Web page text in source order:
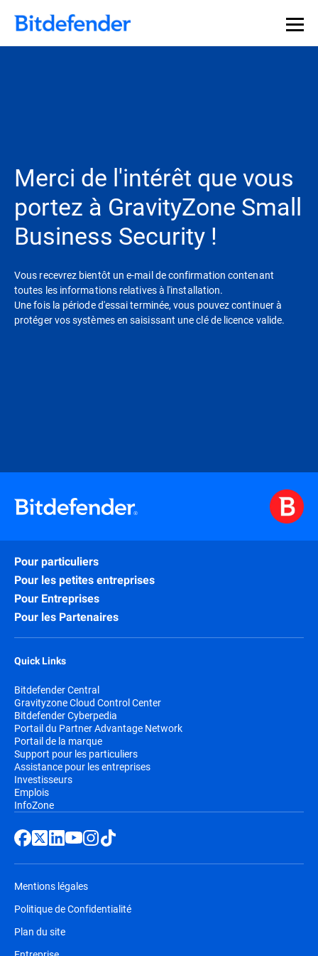
Souveraineté des données en cybersécurité : webinaire
en direct, le 30 juillet .Inscrivez-vous >>
Merci de l'intérêt que vous
portez à GravityZone Small
Business Security !
Vous recevrez bientôt un e-mail de confirmation contenant
toutes les informations relatives à l'installation.
Une fois la période d'essai terminée, vous pouvez continuer à
protéger vos systèmes en saisissant une clé de licence valide.
Pour particuliers
Pour les petites entreprises
Pour Entreprises
Pour les Partenaires
Quick Links
Bitdefender Central
Gravityzone Cloud Control Center
Bitdefender Cyberpedia
Portail du Partner Advantage Network
Portail de la marque
Support pour les particuliers
Assistance pour les entreprises
Investisseurs
Emplois
InfoZone
Mentions légales
Politique de Confidentialité
Plan du site